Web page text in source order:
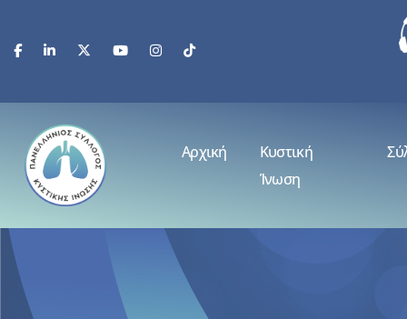
Αρχική
Κυστική
Ίνωση